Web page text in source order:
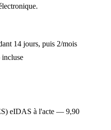
14 jours, puis 2/mois
incluse
eIDAS à l'acte — 9,90